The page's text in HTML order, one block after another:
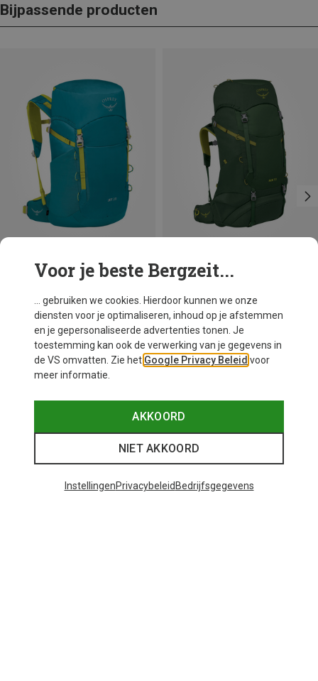
Bijpassende producten
Maten
Kinderen Jet 28 Rugzak
Je bespaart 15%
Voor je beste Bergzeit...
... gebruiken we cookies. Hierdoor kunnen we onze
diensten voor je optimaliseren, inhoud op je afstemmen
en je gepersonaliseerde advertenties tonen. Je
toestemming kan ook de verwerking van je gegevens in
de VS omvatten. Zie het Google Privacy Beleid voor
meer informatie.
AKKOORD
NIET AKKOORD
InstellingenPrivacybeleid Bedrijfsgegevens